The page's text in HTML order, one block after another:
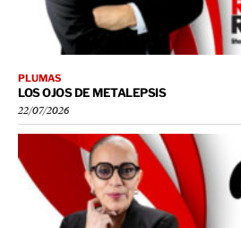
PLUMAS
LOS OJOS DE METALEPSIS
22/07/2026